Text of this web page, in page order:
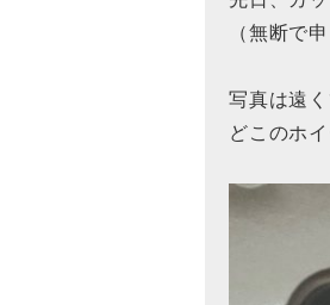
（無断で
写真は遠
どこのホ